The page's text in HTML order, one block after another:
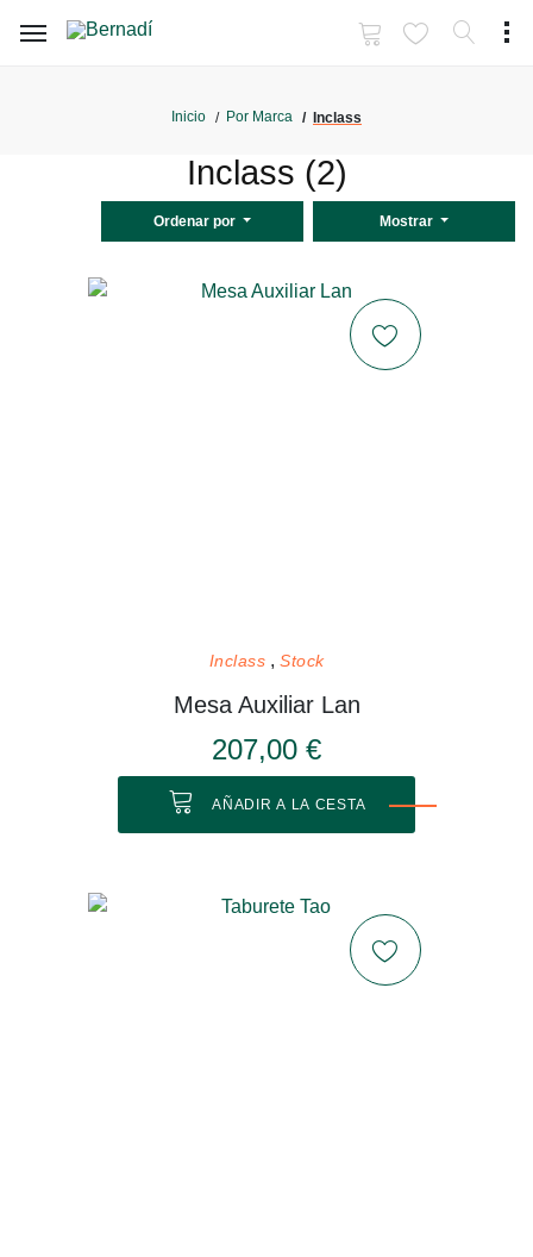
Inicio Por Marca Inclass
Inclass (2)
Ordenar por Mostrar
Inclass Stock
Mesa Auxiliar Lan
207,00 €
AÑADIR A LA CESTA